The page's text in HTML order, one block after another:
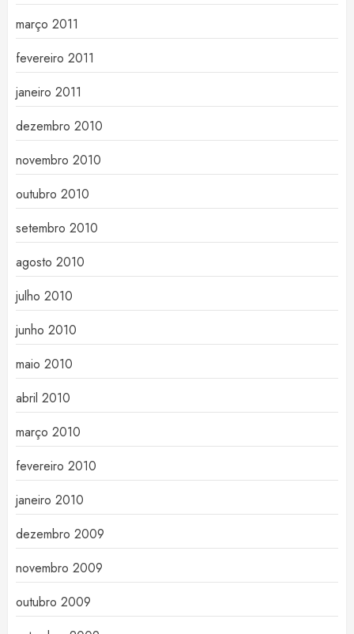
março 2011
fevereiro 2011
janeiro 2011
dezembro 2010
novembro 2010
outubro 2010
setembro 2010
agosto 2010
julho 2010
junho 2010
maio 2010
abril 2010
março 2010
fevereiro 2010
janeiro 2010
dezembro 2009
novembro 2009
outubro 2009